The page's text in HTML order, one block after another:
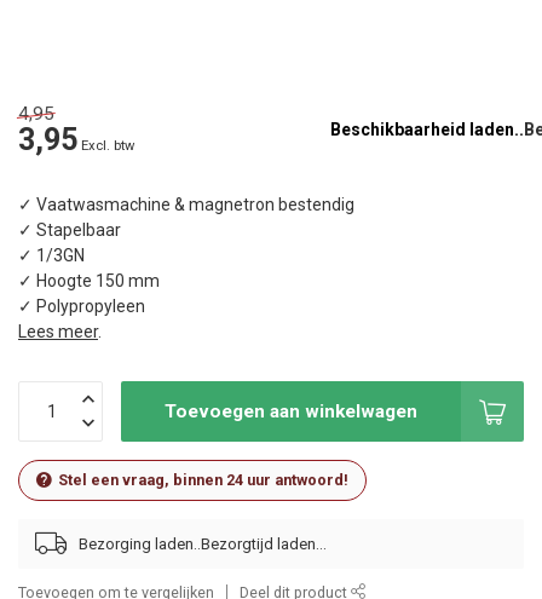
4,95
3,95 Excl. btw
Beschikbaarheid laden..
✓ Vaatwasmachine & magnetron bestendig
✓ Stapelbaar
✓ 1/3GN
✓ Hoogte 150 mm
✓ Polypropyleen
Lees meer.
Toevoegen aan winkelwagen
Stel een vraag, binnen 24 uur antwoord!
Bezorging laden..
Toevoegen om te vergelijken Deel dit product